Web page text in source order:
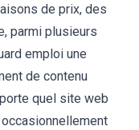
de prix, des
parmi plusieurs
emploi une
de contenu
quel site web